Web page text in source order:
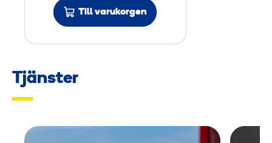
Till varukorgen
Tjänster